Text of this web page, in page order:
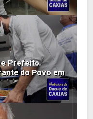
e Prefeito
do Povo em